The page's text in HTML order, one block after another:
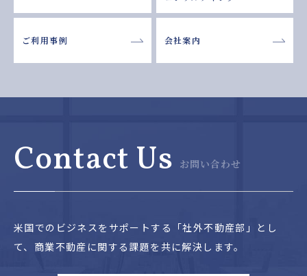
ご利用事例 会社案内
Contact Us お問い合わせ
米国でのビジネスをサポートする「社外不動産部」とし
て、 商業不動産に関する課題を共に解決します。